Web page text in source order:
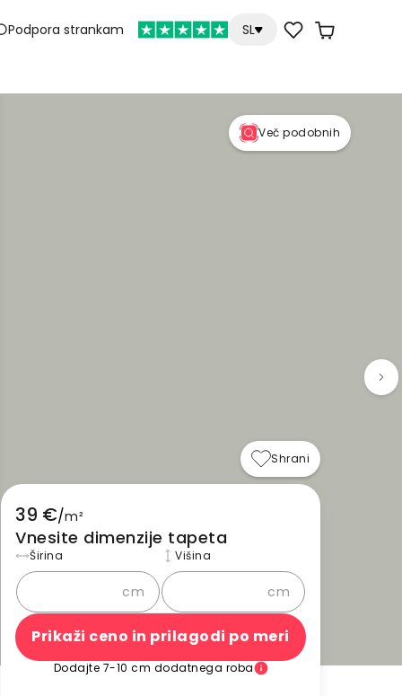
Podpora strankam SL
Več podobnih
Shrani
39 €/m²
Vnesite dimenzije tapeta
Širina
cm
Višina
cm
Prikaži ceno in prilagodi po meri
Dodajte 7-10 cm dodatnega roba